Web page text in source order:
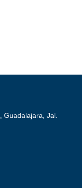
Guadalajara, Jal.